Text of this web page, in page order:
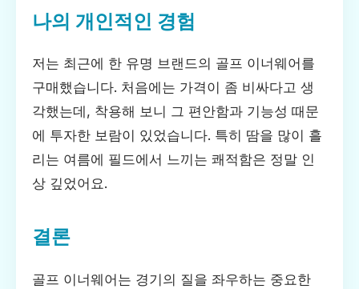
나의 개인적인 경험
저는 최근에 한 유명 브랜드의 골프 이너웨어를
구매했습니다. 처음에는 가격이 좀 비싸다고 생
각했는데, 착용해 보니 그 편안함과 기능성 때문
에 투자한 보람이 있었습니다. 특히 땀을 많이 흘
리는 여름에 필드에서 느끼는 쾌적함은 정말 인
상 깊었어요.
결론
골프 이너웨어는 경기의 질을 좌우하는 중요한